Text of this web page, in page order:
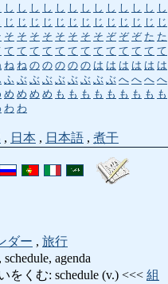
し し し し し し し し し し し し し
じ じ じ じ じ じ じ じ じ じ じ じ じ
そ そ そ そ そ そ そ そ ぞ ぞ ぞ た た
て て て て て て て て て て て て て
ね ね の の の の の は は は は は は
ふ ぶ ぶ ぶ ぶ ぶ ぶ ぶ ぶ へ へ へ へ
め め め め も も も も も も も も も
わ わ
, 日本 , 日本語 , 煮干
ダー , 旅行
agenda
をくむ: schedule (v.) <<< 組